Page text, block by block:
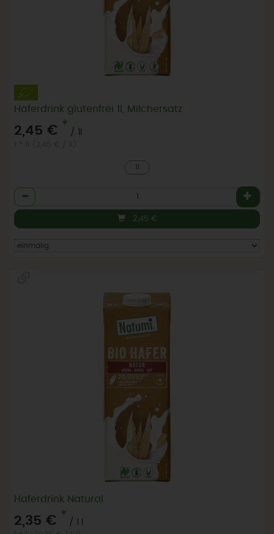
Haferdrink glutenfrei 1l, Milchersatz
2,45 € *
/ 1l
1l
Anzahl
2,45 €
Haferdrink Natural
2,35 € *
/ 1 l